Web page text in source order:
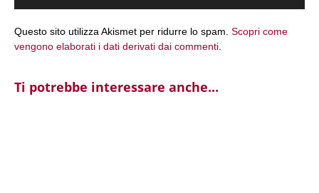
Questo sito utilizza Akismet per ridurre lo spam. Scopri come
vengono elaborati i dati derivati dai commenti
Ti potrebbe interessare anche...